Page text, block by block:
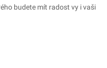
budete mít radost vy i vaši